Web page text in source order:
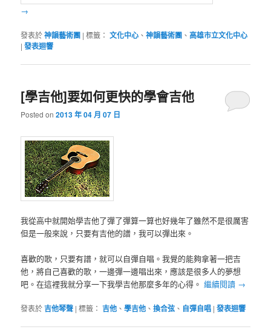
→
發表於神韻藝術團 |標籤： 文化中心 、神韻藝術團 、高雄市立文化中心
|發表迴響
[學吉他]要如何更快的學會吉他
Posted on2013 年 04 月 07 日
我從高中就開始學吉他了彈了彈算一算也好幾年了雖然不是很厲害
但是一般來說，只要有吉他的譜，我可以彈出來。
喜歡的歌，只要有譜，就可以自彈自唱。我覺的能夠拿著一把吉
他，將自己喜歡的歌，一邊彈一邊唱出來，應該是很多人的夢想
吧。在這裡我就分享一下我學吉他那麼多年的心得。繼續閱讀 →
發表於吉他琴聲 |標籤： 吉他 、學吉他 、換合弦 、 自彈自唱 |發表迴響